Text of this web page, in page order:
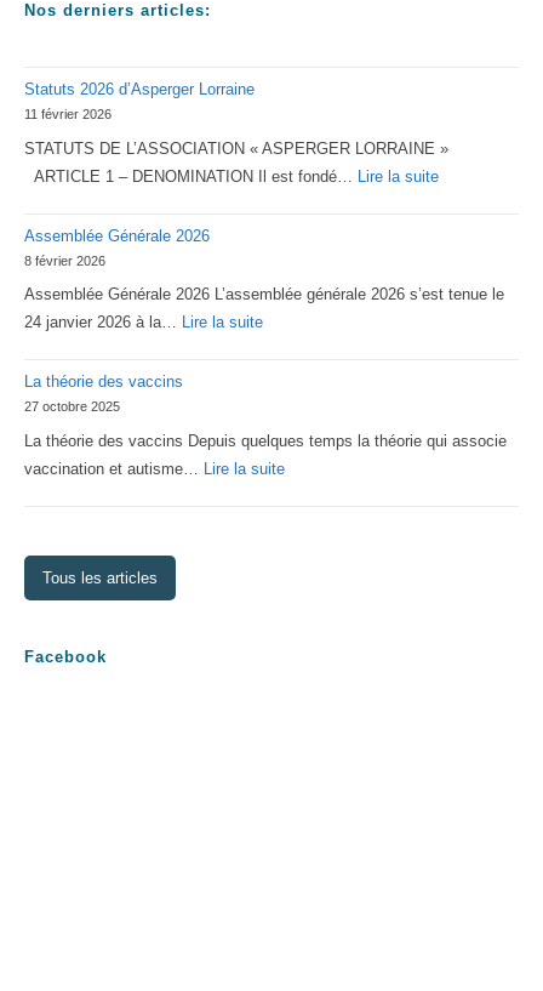
Nos derniers articles:
Statuts 2026 d’Asperger Lorraine
11 février 2026
STATUTS DE L’ASSOCIATION « ASPERGER LORRAINE »
ARTICLE 1 – DENOMINATION Il est fondé…
Lire la suite:
Lorraine
Assemblée Générale 2026
8 février 2026
Assemblée Générale 2026 L’assemblée générale 2026 s’est tenue le
24 janvier 2026 à la… Lire la suite:
La théorie des vaccins
27 octobre 2025
La théorie des vaccins Depuis quelques temps la théorie qui associe
vaccination et autisme…
Lire la suite:
Tous les articles
Facebook